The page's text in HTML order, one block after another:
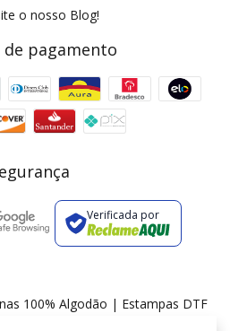
o nosso Blog!
de pagamento
Verificada por
100% Algodão | Estampas DTF
GANHE5
7% OFF